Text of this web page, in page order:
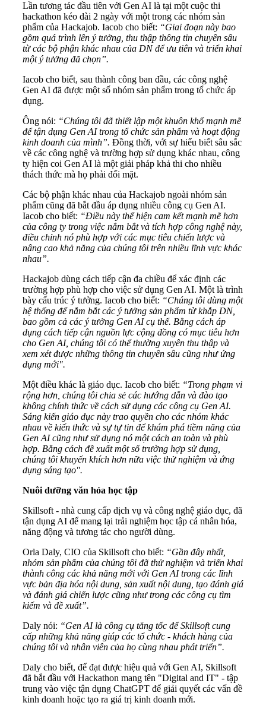
Lần tương tác đầu tiên với Gen AI là tại một cuộc thi
hackathon kéo dài 2 ngày với một trong các nhóm sản
phẩm của Hackajob. Iacob cho biết: “Giai đoạn này bao
gồm quá trình lên ý tưởng, thu thập thông tin chuyên sâu
từ các bộ phận khác nhau của DN để ưu tiên và triển khai
một ý tưởng đã chọn”.
Iacob cho biết, sau thành công ban đầu, các công nghệ
Gen AI đã được một số nhóm sản phẩm trong tổ chức áp
dụng.
Ông nói: “Chúng tôi đã thiết lập một khuôn khổ mạnh mẽ
để tận dụng Gen AI trong tổ chức sản phẩm và hoạt động
kinh doanh của mình”. Đồng thời, với sự hiểu biết sâu sắc
về các công nghệ và trường hợp sử dụng khác nhau, công
ty hiện coi Gen AI là một giải pháp khả thi cho nhiều
thách thức mà họ phải đối mặt.
Các bộ phận khác nhau của Hackajob ngoài nhóm sản
phẩm cũng đã bắt đầu áp dụng nhiều công cụ Gen AI.
Iacob cho biết: “Điều này thể hiện cam kết mạnh mẽ hơn
của công ty trong việc nắm bắt và tích hợp công nghệ này,
điều chỉnh nó phù hợp với các mục tiêu chiến lược và
nâng cao khả năng của chúng tôi trên nhiều lĩnh vực khác
nhau”.
Hackajob dùng cách tiếp cận đa chiều để xác định các
trường hợp phù hợp cho việc sử dụng Gen AI. Một là trình
bày cấu trúc ý tưởng. Iacob cho biết: “Chúng tôi dùng một
hệ thống để nắm bắt các ý tưởng sản phẩm từ khắp DN,
bao gồm cả các ý tưởng Gen AI cụ thể. Bằng cách áp
dụng cách tiếp cận nguồn lực cộng đồng có mục tiêu hơn
cho Gen AI, chúng tôi có thể thường xuyên thu thập và
xem xét được những thông tin chuyên sâu cũng như ứng
dụng mới".
Một điều khác là giáo dục. Iacob cho biết: “Trong phạm vi
rộng hơn, chúng tôi chia sẻ các hướng dẫn và đào tạo
không chính thức về cách sử dụng các công cụ Gen AI.
Sáng kiến ​​giáo dục này trao quyền cho các nhóm khác
nhau về kiến ​​thức và sự tự tin để khám phá tiềm năng của
Gen AI cũng như sử dụng nó một cách an toàn và phù
hợp. Bằng cách đề xuất một số trường hợp sử dụng,
chúng tôi khuyến khích hơn nữa việc thử nghiệm và ứng
dụng sáng tạo".
Nuôi dưỡng văn hóa học tập
Skillsoft - nhà cung cấp dịch vụ và công nghệ giáo dục, đã
tận dụng AI để mang lại trải nghiệm học tập cá nhân hóa,
năng động và tương tác cho người dùng.
Orla Daly, CIO của Skillsoft cho biết: “Gần đây nhất,
nhóm sản phẩm của chúng tôi đã thử nghiệm và triển khai
thành công các khả năng mới với Gen AI trong các lĩnh
vực bản địa hóa nội dung, sản xuất nội dung, tạo đánh giá
và đánh giá chiến lược cũng như trong các công cụ tìm
kiếm và đề xuất”.
Daly nói: “Gen AI là công cụ tăng tốc để Skillsoft cung
cấp những khả năng giúp các tổ chức - khách hàng của
chúng tôi và nhân viên của họ cùng nhau phát triển”.
Daly cho biết, để đạt được hiệu quả với Gen AI, Skillsoft
đã bắt đầu với Hackathon mang tên "Digital and IT" - tập
trung vào việc tận dụng ChatGPT để giải quyết các vấn đề
kinh doanh hoặc tạo ra giá trị kinh doanh mới.